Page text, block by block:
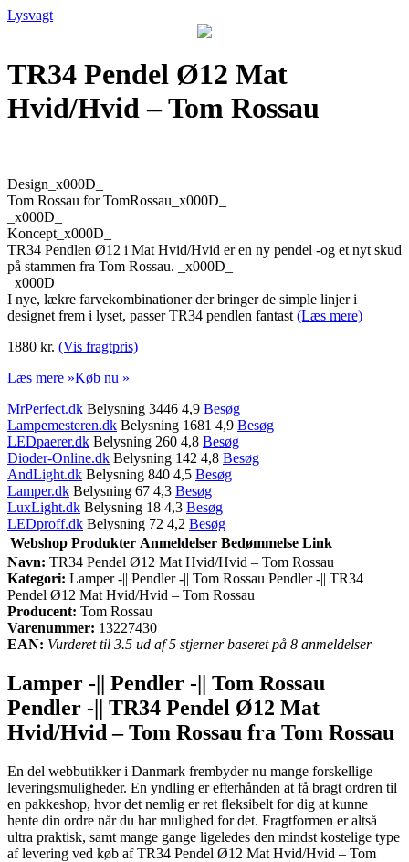
Lysvagt
TR34 Pendel Ø12 Mat
Hvid/Hvid – Tom Rossau
Design_x000D_
Tom Rossau for TomRossau_x000D_
_x000D_
Koncept_x000D_
TR34 Pendlen Ø12 i Mat Hvid/Hvid er en ny pendel -og et nyt skud
på stammen fra Tom Rossau. _x000D_
_x000D_
I nye, lækre farvekombinationer der bringer de simple linjer i
designet frem i lyset, passer TR34 pendlen fantast (Læs mere)
1880 kr. (Vis fragtpris)
Læs mere »Køb nu »
MrPerfect.dk Belysning 3446 4,9 Besøg
Lampemesteren.dk Belysning 1681 4,9 Besøg
LEDpaerer.dk Belysning 260 4,8 Besøg
Dioder-Online.dk Belysning 142 4,8 Besøg
AndLight.dk Belysning 840 4,5 Besøg
Lamper.dk Belysning 67 4,3 Besøg
LuxLight.dk Belysning 18 4,3 Besøg
LEDproff.dk Belysning 72 4,2 Besøg
Webshop Produkter Anmeldelser Bedømmelse Link
Navn: TR34 Pendel Ø12 Mat Hvid/Hvid – Tom Rossau
Kategori: Lamper -|| Pendler -|| Tom Rossau Pendler -|| TR34
Pendel Ø12 Mat Hvid/Hvid – Tom Rossau
Producent: Tom Rossau
Varenummer: 13227430
EAN: Vurderet til 3.5 ud af 5 stjerner baseret på 8 anmeldelser
Lamper -|| Pendler -|| Tom Rossau
Pendler -|| TR34 Pendel Ø12 Mat
Hvid/Hvid – Tom Rossau fra Tom Rossau
En del webbutikker i Danmark frembyder nu mange forskellige
leveringsmuligheder. En yndling er efterhånden at få bragt ordren til
en pakkeshop, hvor det nemlig er ret fleksibelt for dig at kunne
hente din ordre når du har mulighed for det. Fragtformen er altså
ultra praktisk, samt mange gange ligeledes den mindst kostelige type
af levering ved køb af TR34 Pendel Ø12 Mat Hvid/Hvid – Tom